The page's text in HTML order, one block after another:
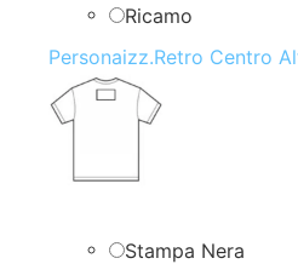
Ricamo
Personaizz.Retro Centro
Stampa Nera